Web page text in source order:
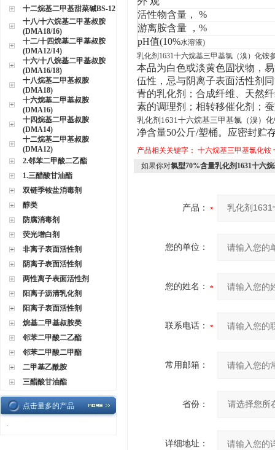
十二烷基二甲基甜菜碱BS-12
十八/十六烷基二甲基叔胺
(DMA18/16)
十二/十四烷基二甲基叔胺
(DMA12/14)
十六/十八烷基二甲基叔胺
(DMA16/18)
十八烷基二甲基叔胺
(DMA18)
十六烷基二甲基叔胺
(DMA16)
十四烷基二甲基叔胺
(DMA14)
十二烷基二甲基叔胺
(DMA12)
2.邻苯二甲酸二乙酯
1.三醋酸甘油酯
双链季铵盐消毒剂
醇类
防腐消毒剂
荧光增白剂
非离子表面活性剂
阴离子表面活性剂
两性离子表面活性剂
阳离子沥清乳化剂
阳离子表面活性剂
烷基二甲基叔胺类
邻苯二甲酸二乙酯
邻苯二甲酸二甲酯
二甲基乙酰胺
三醋酸甘油酯
点击量多的产品
·
活性物含量， %
游离胺含量 ，%
pH值(10%水溶液)
乳化剂1631十六烷基三甲基氯（溴）化铵
本品为白色或淡黄色固状物，
伍性，忌与阴离子表面活性剂
青的乳化剂；合成纤维、天然
素的调理剂；相转移催化剂；
乳化剂1631十六烷基三甲基氯（溴）
净含量50公斤/塑桶。应密封贮
产品相关关键字： 十六烷基三甲基氯化铵
如果你对氯型70%含量乳化剂1631十六
产品：
您的单位：
您的姓名：
联系电话：
常用邮箱：
省份：
详细地址：